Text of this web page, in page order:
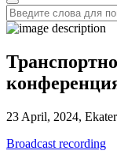
23 April, 2024,
Broadcast recording